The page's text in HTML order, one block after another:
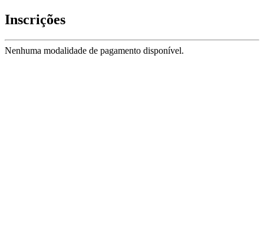
Inscrições
Nenhuma modalidade de pagamento disponível.